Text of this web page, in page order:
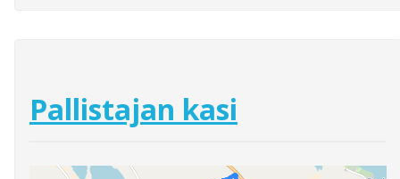
Pallistajan kasi